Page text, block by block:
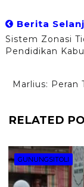
Berita
Sistem Zonasi
Pendidikan
Marlius:
RELATED
GUNUNGSITOLI